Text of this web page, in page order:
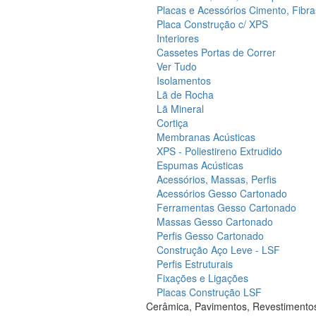
Placas e Acessórios Cimento,
Placa Construção c/ XPS
Interiores
Cassetes Portas de Correr
Ver Tudo
Isolamentos
Lã de Rocha
Lã Mineral
Cortiça
Membranas Acústicas
XPS - Poliestireno Extrudido
Espumas Acústicas
Acessórios, Massas, Perfis
Acessórios Gesso Cartonado
Ferramentas Gesso Cartonado
Massas Gesso Cartonado
Perfis Gesso Cartonado
Construção Aço Leve - LSF
Perfis Estruturais
Fixações e Ligações
Placas Construção LSF
Cerâmica, Pavimentos,